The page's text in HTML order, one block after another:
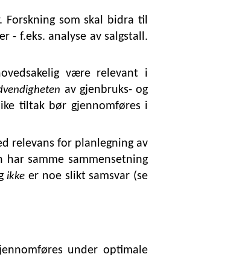
Forskning som skal bidra til
- f.eks. analyse av salgstall.
være relevant i
av gjenbruks- og
tiltak bør gjennomføres i
relevans for planlegning av
samme sammensetning
ikke er noe slikt samsvar (se
under optimale